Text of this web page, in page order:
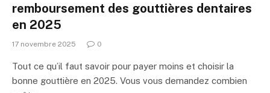
remboursement des gouttières dentaires
en 2025
17 novembre 2025 0
Tout ce qu’il faut savoir pour payer moins et choisir la
bonne gouttière en 2025. Vous vous demandez combien